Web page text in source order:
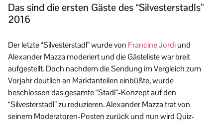
Das sind die ersten Gäste des “Silvesterstadls”
2016
Der letzte “Silvesterstadl” wurde von Francine Jordiund
Alexander Mazza moderiert und die Gästeliste war breit
aufgestellt. Doch nachdem die Sendung im Vergleich zum
Vorjahr deutlich an Marktanteilen einbüßte, wurde
beschlossen das gesamte “Stadl”-Konzept auf den
“Silvesterstadl” zu reduzieren. Alexander Mazza trat von
seinem Moderatoren-Posten zurück und nun wird Quiz-